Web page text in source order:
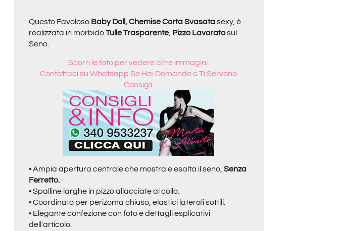
Questo Favoloso Baby Doll, Chemise CortaSvasatasexy, è
realizzata in morbidoTulle Trasparente, Pizzo Lavoratosul
Seno.
Scorri le foto per vedere altre immagini.
Contattaci su Whatsapp Se Hai Domande o Ti Servono
Consigli.
• Ampia apertura centrale che mostra e esalta il seno, Senza
Ferretto.
• Spalline larghe in pizzo allacciate al collo.
•Coordinato per perizoma chiuso, elastici laterali sottili.
• Elegante confezione con foto e dettagli esplicativi
dell'articolo.